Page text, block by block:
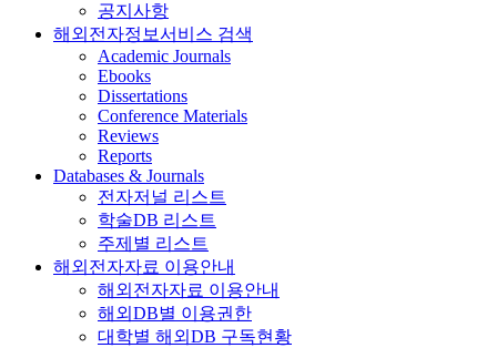
공지사항
해외전자정보서비스 검색
Academic Journals
Ebooks
Dissertations
Conference Materials
Reviews
Reports
Databases & Journals
전자저널 리스트
학술DB 리스트
주제별 리스트
해외전자자료 이용안내
해외전자자료 이용안내
해외DB별 이용권한
대학별 해외DB 구독현황